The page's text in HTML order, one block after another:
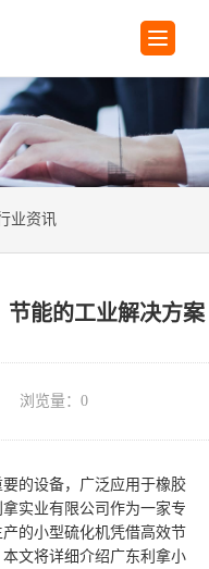
业资讯
节能的工业解决方案
浏览量： 0
的设备，广泛应用于橡胶
实业有限公司作为一家专
的小型硫化机凭借高效节
文将详细介绍广东利拿小